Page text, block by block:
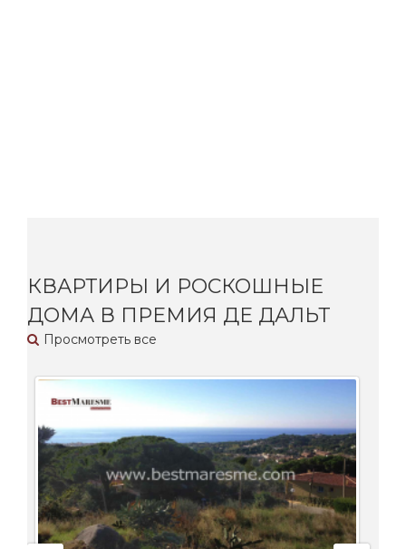
КВАРТИРЫ И РОСКОШНЫЕ
ДОМА В ПРЕМИЯ ДЕ ДАЛЬТ
Просмотреть все